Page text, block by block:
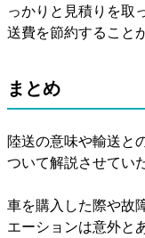
っかりと見積りを取
送費を節約すること
まとめ
陸送の意味や輸送と
ついて解説させてい
車を購入した際や故
エーションは意外と